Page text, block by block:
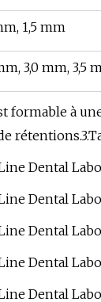
1,5 mm
3,0 mm, 3,5
formable à